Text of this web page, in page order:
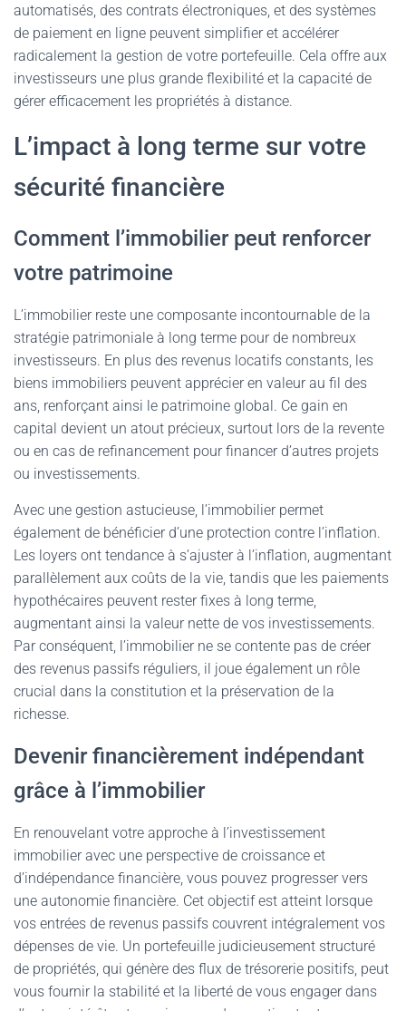
automatisés, des contrats électroniques, et des systèmes
de paiement en ligne peuvent simplifier et accélérer
radicalement la gestion de votre portefeuille. Cela offre aux
investisseurs une plus grande flexibilité et la capacité de
gérer efficacement les propriétés à distance.
L’impact à long terme sur votre
sécurité financière
Comment l’immobilier peut renforcer
votre patrimoine
L’immobilier reste une composante incontournable de la
stratégie patrimoniale à long terme pour de nombreux
investisseurs. En plus des revenus locatifs constants, les
biens immobiliers peuvent apprécier en valeur au fil des
ans, renforçant ainsi le patrimoine global. Ce gain en
capital devient un atout précieux, surtout lors de la revente
ou en cas de refinancement pour financer d’autres projets
ou investissements.
Avec une gestion astucieuse, l’immobilier permet
également de bénéficier d’une protection contre l’inflation.
Les loyers ont tendance à s’ajuster à l’inflation, augmentant
parallèlement aux coûts de la vie, tandis que les paiements
hypothécaires peuvent rester fixes à long terme,
augmentant ainsi la valeur nette de vos investissements.
Par conséquent, l’immobilier ne se contente pas de créer
des revenus passifs réguliers, il joue également un rôle
crucial dans la constitution et la préservation de la
richesse.
Devenir financièrement indépendant
grâce à l’immobilier
En renouvelant votre approche à l’investissement
immobilier avec une perspective de croissance et
d’indépendance financière, vous pouvez progresser vers
une autonomie financière. Cet objectif est atteint lorsque
vos entrées de revenus passifs couvrent intégralement vos
dépenses de vie. Un portefeuille judicieusement structuré
de propriétés, qui génère des flux de trésorerie positifs, peut
vous fournir la stabilité et la liberté de vous engager dans